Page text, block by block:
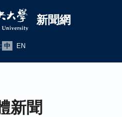
網
新聞網
中 EN
新聞